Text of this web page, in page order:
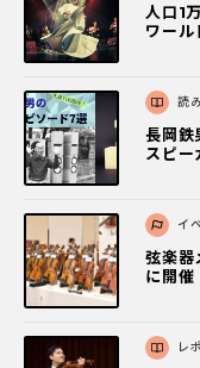
人口1
ワール
読
長岡鉄
スピ
イ
弦楽
に開催
レ